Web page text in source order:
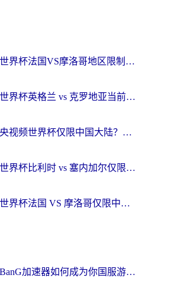
在国外看世界杯法国VS摩洛哥地区限制？这篇指南让你流畅看中文解说无压力
在国外看世界杯英格兰 vs 克罗地亚当前地区不可播放？这篇指南帮你搞定所有海外观赛难题
在海外看央视频世界杯仅限中国大陆？这篇指南帮你解锁中文解说+无卡顿直播
在海外看世界杯比利时 vs 塞内加尔仅限中国大陆？我找到了最流畅的中文解说之路
在国外看世界杯法国 VS 摩洛哥仅限中国大陆？海外党这样看中文解说赛事不卡顿
在澳洲，BanG加速器如何成为你国服游戏的“时光机”？